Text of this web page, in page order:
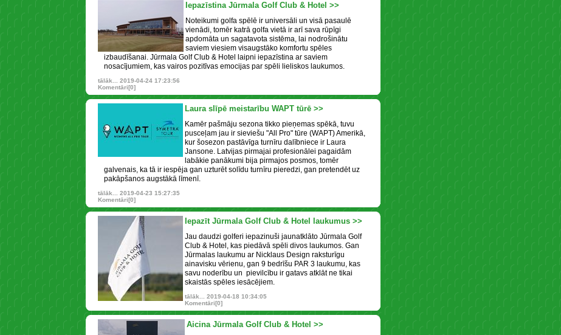
Iepazīstina Jūrmala Golf Club & Hotel >>
Noteikumi golfa spēlē ir universāli un visā pasaulē
vienādi, tomēr katrā golfa vietā ir arī sava rūpīgi
apdomāta un sagatavota sistēma, lai nodrošinātu
saviem viesiem visaugstāko komfortu spēles
izbaudīšanai. Jūrmala Golf Club & Hotel laipni iepazīstina ar saviem
nosacījumiem, kas vairos pozitīvas emocijas par spēli lieliskos laukumos.
tālāk...
2019-04-24 17:23:56
Komentāri[0]
Laura slīpē meistarību WAPT tūrē >>
Kamēr pašmāju sezona tikko pieņemas spēkā, tuvu
pusceļam jau ir sieviešu "All Pro" tūre (WAPT) Amerikā,
kur šosezon pastāvīga turnīru dalībniece ir Laura
Jansone. Latvijas pirmajai profesionālei pagaidām
labākie panākumi bija pirmajos posmos, tomēr
galvenais, ka tā ir iespēja gan uzturēt solīdu turnīru pieredzi, gan pretendēt uz
pakāpšanos augstākā līmenī.
tālāk...
2019-04-23 15:27:35
Komentāri[0]
Iepazīt Jūrmala Golf Club & Hotel laukumus >>
Jau daudzi golferi iepazinuši jaunatklāto Jūrmala Golf
Club & Hotel, kas piedāvā spēli divos laukumos. Gan
Jūrmalas laukumu ar Nicklaus Design raksturīgu
ainavisku vērienu, gan 9 bedrīšu PAR 3 laukumu, kas
savu noderību un pievilcību ir gatavs atklāt ne tikai
skaistās spēles iesācējiem.
tālāk...
2019-04-18 10:34:05
Komentāri[0]
Aicina Jūrmala Golf Club & Hotel >>